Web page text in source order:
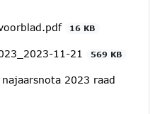
16 KB
11-21 569 KB
2023 raad